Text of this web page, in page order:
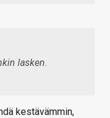
lasken.
kestävämmin,